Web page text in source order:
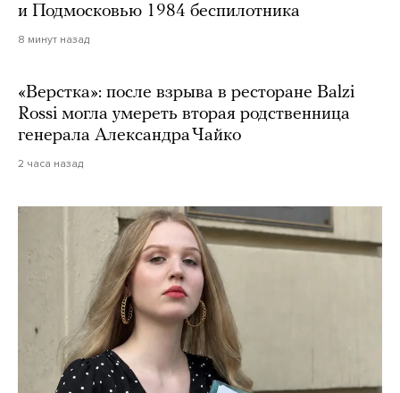
и Подмосковью 1984 беспилотника
8 минут назад
«Верстка»: после взрыва в ресторане Balzi
Rossi могла умереть вторая родственница
генерала Александра Чайко
2 часа назад